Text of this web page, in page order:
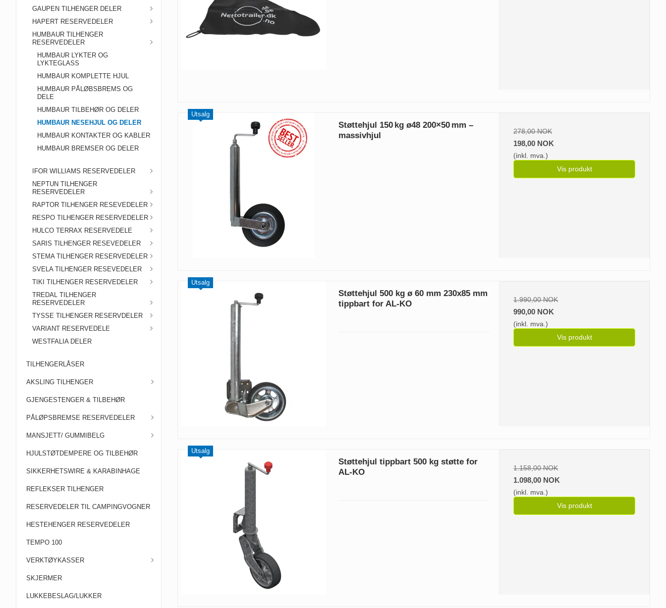
GAUPEN TILHENGER DELER
HAPERT RESERVEDELER
HUMBAUR TILHENGER
RESERVEDELER
HUMBAUR LYKTER OG
LYKTEGLASS
HUMBAUR KOMPLETTE HJUL
HUMBAUR PÅLØBSBREMS OG
DELE
HUMBAUR TILBEHØR OG DELER
HUMBAUR NESEHJUL OG DELER
HUMBAUR KONTAKTER OG KABLER
HUMBAUR BREMSER OG DELER
IFOR WILLIAMS RESERVEDELER
NEPTUN TILHENGER
RESERVEDELER
RAPTOR TILHENGER RESEVEDELER
RESPO TILHENGER RESERVEDELER
HULCO TERRAX RESERVEDELE
SARIS TILHENGER RESEVEDELER
STEMA TILHENGER RESERVEDELER
SVELA TILHENGER RESEVEDELER
TIKI TILHENGER RESERVEDELER
TREDAL TILHENGER
RESERVEDELER
TYSSE TILHENGER RESERVDELER
VARIANT RESERVEDELE
WESTFALIA DELER
TILHENGERLÅSER
AKSLING TILHENGER
GJENGESTENGER & TILBEHØR
PÅLØPSBREMSE RESERVEDELER
MANSJETT/ GUMMIBELG
HJULSTØTDEMPERE OG TILBEHØR
SIKKERHETSWIRE & KARABINHAGE
REFLEKSER TILHENGER
RESERVEDELER TIL CAMPINGVOGNER
HESTEHENGER RESERVEDELER
TEMPO 100
VERKTØYKASSER
SKJERMER
LUKKEBESLAG/LUKKER
Utsalg
Støttehjul 150 kg ø48 200×50 mm –
massivhjul
278,00 NOK
198,00 NOK
(inkl. mva.)
Vis produkt
Utsalg
Støttehjul 500 kg ø 60 mm 230x85 mm
tippbart for AL-KO
1.990,00 NOK
990,00 NOK
(inkl. mva.)
Vis produkt
Utsalg
Støttehjul tippbart 500 kg støtte for
AL-KO
1.158,00 NOK
1.098,00 NOK
(inkl. mva.)
Vis produkt